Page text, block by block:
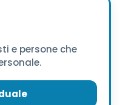
e persone che